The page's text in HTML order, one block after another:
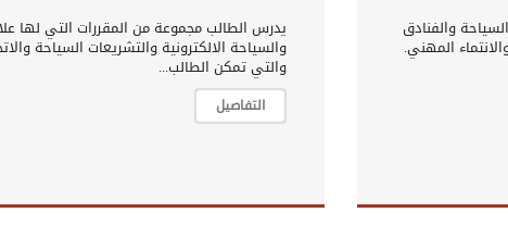
والفنادق
المهني.
يدرس الطالب مجموعة من المقررات التي لها
والسياحة الالكترونية والتشريعات السياحة
والتي تمكن الطالب...
التفاصيل